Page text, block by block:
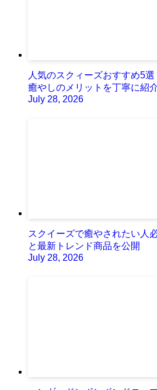
人気のスクィーズおすすめ5
癒やしのメリットを丁寧に紹
July 28, 2026
スクイーズで癒やされたい人
と最新トレンド商品を公開
July 28, 2026